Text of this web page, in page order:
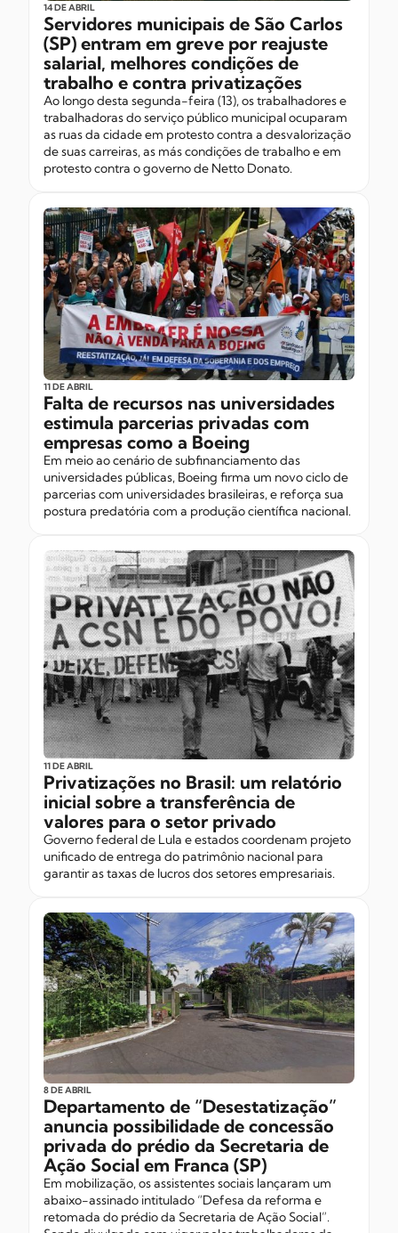
14 DE ABRIL
Servidores municipais de São Carlos
(SP) entram em greve por reajuste
salarial, melhores condições de
trabalho e contra privatizações
Ao longo desta segunda-feira (13), os trabalhadores e
trabalhadoras do serviço público municipal ocuparam
as ruas da cidade em protesto contra a desvalorização
de suas carreiras, as más condições de trabalho e em
protesto contra o governo de Netto Donato.
11 DE ABRIL
Falta de recursos nas universidades
estimula parcerias privadas com
empresas como a Boeing
Em meio ao cenário de subfinanciamento das
universidades públicas, Boeing firma um novo ciclo de
parcerias com universidades brasileiras, e reforça sua
postura predatória com a produção científica nacional.
11 DE ABRIL
Privatizações no Brasil: um relatório
inicial sobre a transferência de
valores para o setor privado
Governo federal de Lula e estados coordenam projeto
unificado de entrega do patrimônio nacional para
garantir as taxas de lucros dos setores empresariais.
8 DE ABRIL
Departamento de “Desestatização”
anuncia possibilidade de concessão
privada do prédio da Secretaria de
Ação Social em Franca (SP)
Em mobilização, os assistentes sociais lançaram um
abaixo-assinado intitulado “Defesa da reforma e
retomada do prédio da Secretaria de Ação Social”.